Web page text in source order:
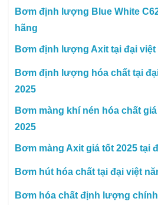
Bơm định lượng Blue White
hãng
Bơm định lượng Axit tại đại việt
Bơm định lượng hóa chất tại
2025
Bơm màng khí nén hóa chất
2025
Bơm màng Axit giá tốt 2025 tại
Bơm hút hóa chất tại đại việt
Bơm hóa chất định lượng